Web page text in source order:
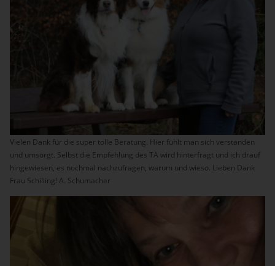
Vielen Dank für die super tolle Beratung. Hier fühlt man sich verstanden
und umsorgt. Selbst die Empfehlung des TA wird hinterfragt und ich drauf
hingewiesen, es nochmal nachzufragen, warum und wieso. Lieben Dank
Frau Schilling! A. Schumacher